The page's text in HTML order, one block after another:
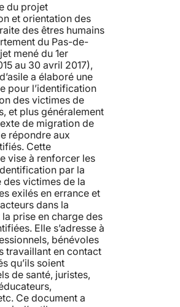
du projet
et orientation des
des êtres humains
du Pas-de-
mené du 1er
au 30 avril 2017),
a élaboré une
pour l’identification
des victimes de
et plus généralement
de migration de
répondre aux
Cette
vise à renforcer les
par la
victimes de la
exilés en errance et
dans la
prise en charge des
Elle s’adresse à
bénévoles
travaillant en contact
qu’ils soient
de santé, juristes,
Ce document a